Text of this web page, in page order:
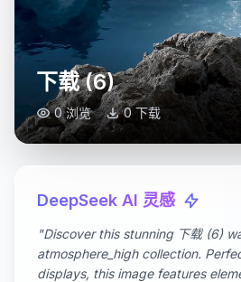
下载 (6)
0 浏览 0 下载
DeepSeek AI 灵感
"Discover this stunning 下载 (6)
atmosphere_high collection.
displays, this image features